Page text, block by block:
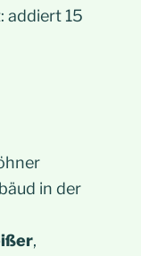
addiert 15
in der
,